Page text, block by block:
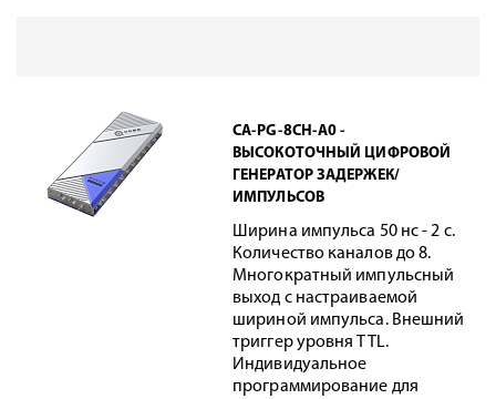
CA-PG-8CH-A0 -
ВЫСОКОТОЧНЫЙ ЦИФРОВОЙ
ГЕНЕРАТОР ЗАДЕРЖЕК/
ИМПУЛЬСОВ
Ширина импульса 50 нс - 2 с.
Количество каналов до 8.
Многократный импульсный
выход с настраиваемой
шириной импульса. Внешний
триггер уровня TTL.
Индивидуальное
программирование для